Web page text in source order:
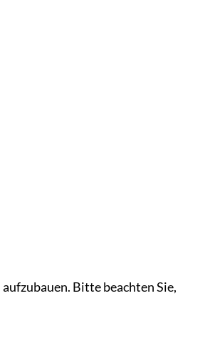
Bitte beachten Sie,